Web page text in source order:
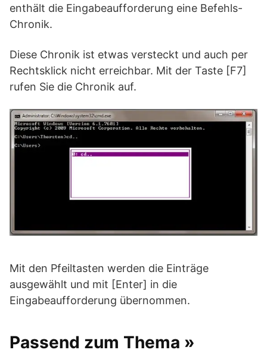
enthält die Eingabeaufforderung eine Befehls-
Chronik.
Diese Chronik ist etwas versteckt und auch per
Rechtsklick nicht erreichbar. Mit der Taste [F7]
rufen Sie die Chronik auf.
Mit den Pfeiltasten werden die Einträge
ausgewählt und mit [Enter] in die
Eingabeaufforderung übernommen.
Passend zum Thema »